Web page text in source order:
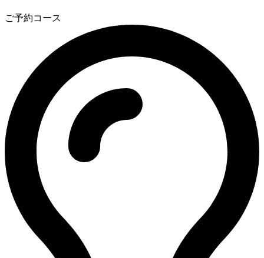
ご予約コース